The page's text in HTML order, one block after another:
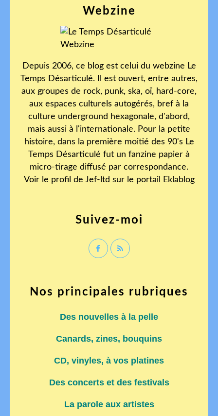
Webzine
Depuis 2006, ce blog est celui du webzine Le
Temps Désarticulé. Il est ouvert, entre autres,
aux groupes de rock, punk, ska, oï, hard-core,
aux espaces culturels autogérés, bref à la
culture underground hexagonale, d'abord,
mais aussi à l'internationale. Pour la petite
histoire, dans la première moitié des 90's Le
Temps Désarticulé fut un fanzine papier à
micro-tirage diffusé par correspondance.
Voir le profil de Jef-ltd sur le portail Eklablog
Suivez-moi
Nos principales rubriques
Des nouvelles à la pelle
Canards, zines, bouquins
CD, vinyles, à vos platines
Des concerts et des festivals
La parole aux artistes